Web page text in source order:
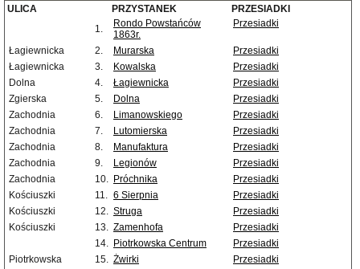
ULICA PRZYSTANEK
PRZESIADKI
1.
Rondo Powstańców
1863r.
Przesiadki
Łagiewnicka 2. Murarska
Przesiadki
Łagiewnicka
3. Kowalska
Przesiadki
Dolna
4. Łagiewnicka
Przesiadki
Zgierska
5. Dolna
Przesiadki
Zachodnia
6. Limanowskiego
Przesiadki
Zachodnia
7. Lutomierska
Przesiadki
Zachodnia
8. Manufaktura
Przesiadki
Zachodnia
9. Legionów
Przesiadki
Zachodnia
10. Próchnika
Przesiadki
Kościuszki
11. 6 Sierpnia
Przesiadki
Kościuszki
12. Struga
Przesiadki
Kościuszki
13. Zamenhofa
Przesiadki
14. Piotrkowska Centrum
Przesiadki
Piotrkowska
15. Żwirki
Przesiadki